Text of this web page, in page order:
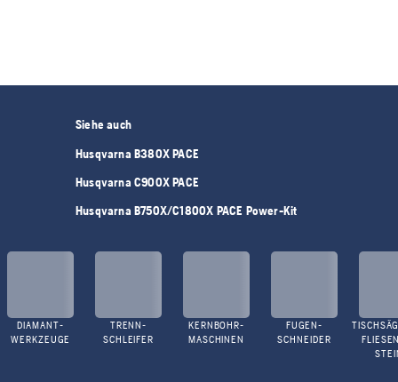
Siehe auch
Husqvarna B380X PACE
Husqvarna C900X PACE
Husqvarna B750X/C1800X PACE Power-Kit
DIAMANT-
WERKZEUGE
TRENN-
SCHLEIFER
KERNBOHR-
MASCHINEN
FUGEN-
SCHNEIDER